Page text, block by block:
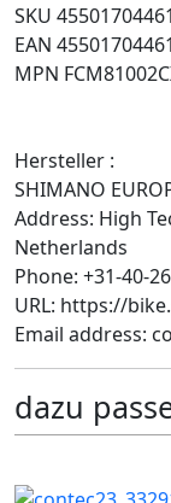
SKU
EAN
MPN
Hersteller :
SHIMANO
Address: High
Netherlands
Phone: +31-40-
URL: https://
Email address:
dazu